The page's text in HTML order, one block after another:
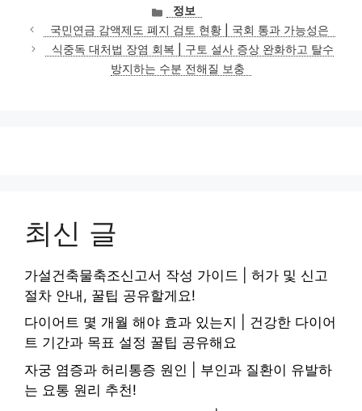
카
테
고
리
정보
국민연금 감액제도 폐지 검토 현황 | 국회 통과 가능성은
식중독 대처법 장염 회복 | 구토 설사 증상 완화하고 탈수
방지하는 수분 전해질 보충
최신 글
가설건축물축조신고서 작성 가이드 | 허가 및 신고
절차 안내, 꿀팁 공유할게요!
다이어트 몇 개월 해야 효과 있는지 | 건강한 다이어
트 기간과 목표 설정 꿀팁 공유해요
자궁 염증과 허리통증 원인 | 부인과 질환이 유발하
는 요통 원리 추천!